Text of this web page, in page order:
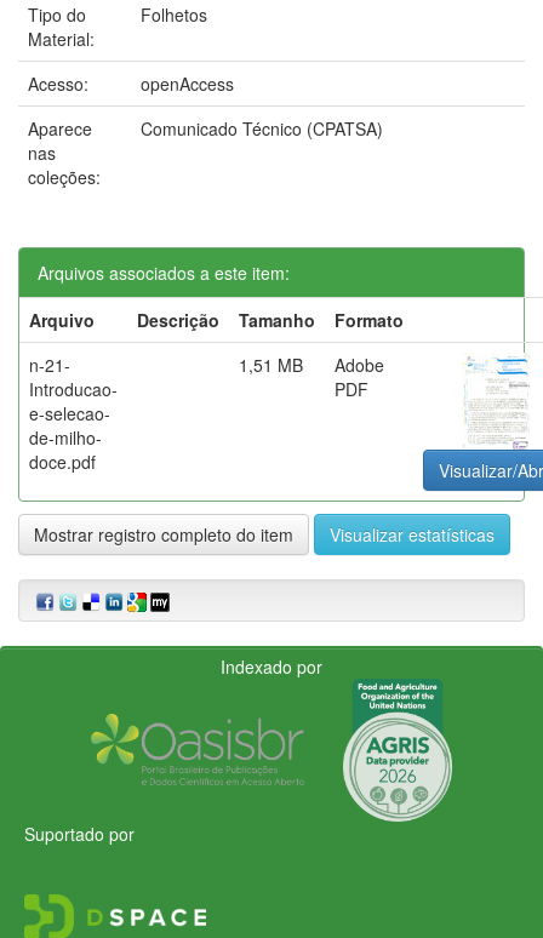
Tipo do
Material:
Folhetos
Acesso:
openAccess
Aparece
nas
coleções:
Comunicado Técnico (CPATSA)
Arquivos associados a este item:
Arquivo
Descrição Tamanho
Formato
n-21-
Introducao-
e-selecao-
de-milho-
doce.pdf
1,51 MB
Adobe
PDF
Visualizar/
Mostrar registro completo do item Visualizar estatísticas
Indexado por
Suportado por